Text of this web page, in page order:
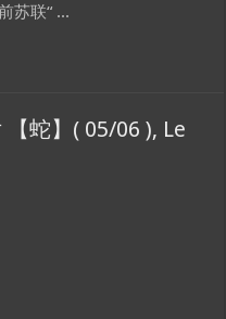
苏联“ ...
【蛇】( 05/06 ), Le